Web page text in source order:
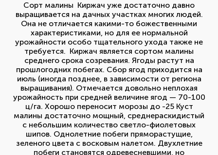
Сорт малины Киржач уже достаточно давно
выращивается на дачных участках многих людей.
Она не отличается какими-то божественными
характеристиками, но для ее нормальной
урожайности особо тщательного ухода также не
требуется. Киржач является сортом малины
среднего срока созревания. Ягоды растут на
прошлогодних побегах. Сбор ягод приходится на
июль (иногда позднее, в зависимости от региона
выращивания). Отмечается довольно неплохая
урожайность при средней величине ягод — 70-100
ц/га. Хорошо переносит морозы до -25 Куст
малины достаточно мощный, среднераскидистый
с небольшим количество светло-фиолетовых
шипов. Однолетние побеги пряморастущие,
зеленого цвета с восковым налетом. Двухлетние
побеги становятся одревесневшими, но